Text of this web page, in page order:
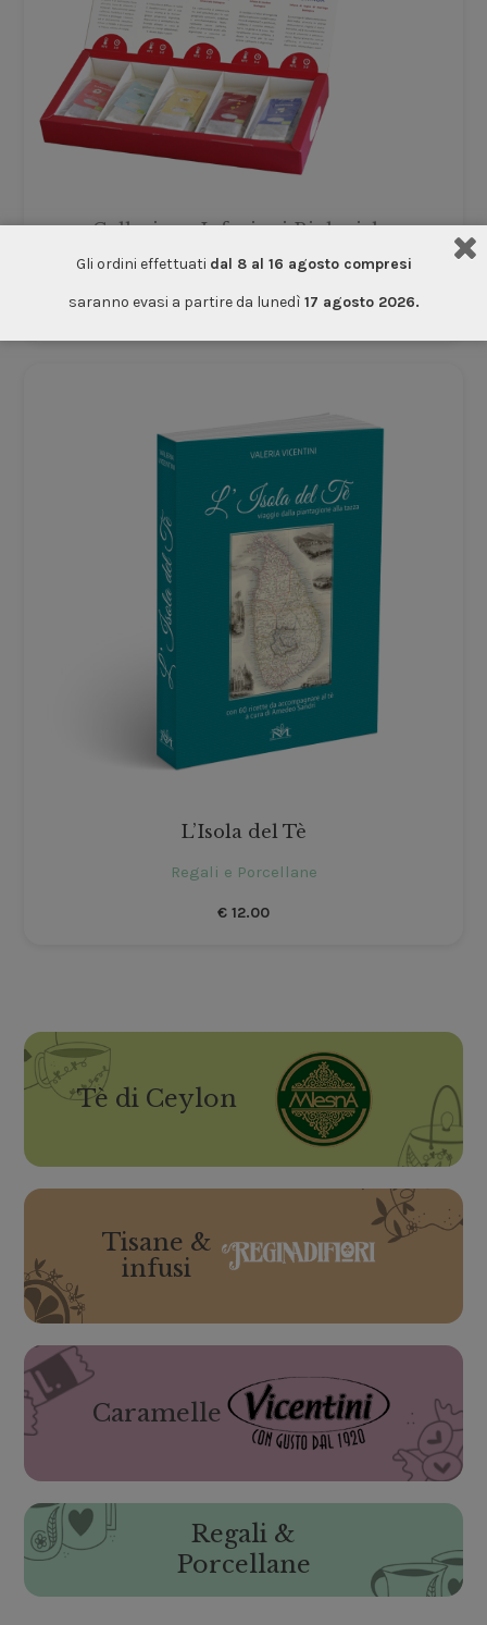
Collezione Infusioni Biologiche
Tisane & Infusi
€19.00
L’Isola del Tè
Regali e Porcellane
€ 12.00
Tè di Ceylon
Tisane &
infusi
Caramelle
Regali &
Porcellane
Gli ordini effettuati dal 8 al 16 agosto compresi
saranno evasi a partire da lunedì 17 agosto 2026.